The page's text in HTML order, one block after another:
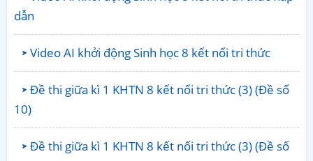
dẫn
Video AI khởi động Sinh học 8 kết nối tri thức
Đề thi giữa kì 1 KHTN 8 kết nối tri thức (3) (Đề số
10)
Đề thi giữa kì 1 KHTN 8 kết nối tri thức (3) (Đề số